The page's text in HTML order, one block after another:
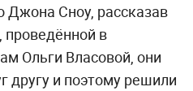
Джона Сноу, рассказав
проведённой в
Ольги Власовой, они
другу и поэтому решили